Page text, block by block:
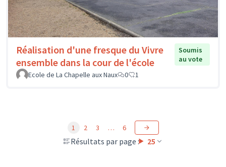
Réalisation d'une fresque du Vivre
ensemble dans la cour de l'école
Soumis
au vote
Ecole de La Chapelle aux Naux
0 1
Résultats par page : 25
1 2 3 … 6